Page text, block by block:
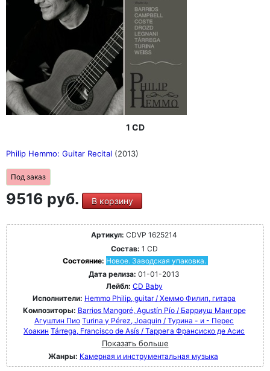
1 CD
Philip Hemmo: Guitar Recital (2013)
Под заказ
9516 руб. В корзину
Артикул: CDVP 1625214
Состав: 1 CD
Состояние: Новое. Заводская упаковка.
Дата релиза: 01-01-2013
Лейбл: CD Baby
Исполнители: Hemmo Philip, guitar / Хеммо Филип, гитара
Композиторы: Barrios Mangoré, Agustín Pío / Барриуш Мангоре
Агуштин Пио Turina y Pérez, Joaquin / Турина - и - Перес
Хоакин Tárrega, Francisco de Asís / Таррега Франсиско де Асис
Показать больше
Жанры: Камерная и инструментальная музыка